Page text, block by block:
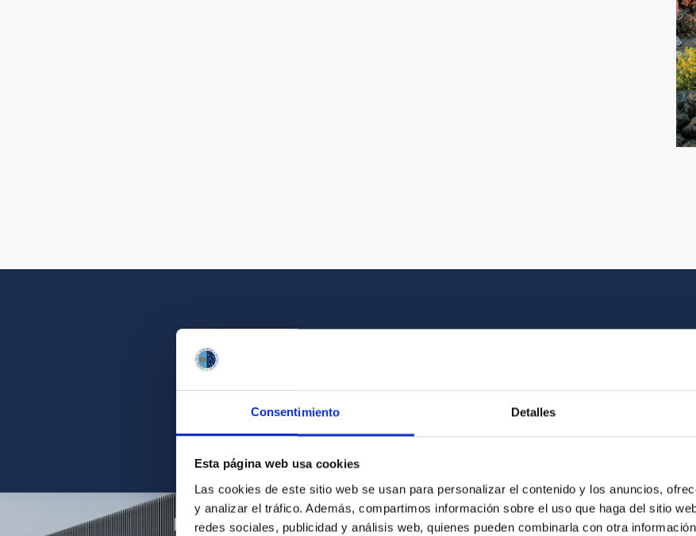
Consentimiento Detalles
Esta página web usa cookies
Las cookies de este sitio web se usan para personalizar el contenido y los anuncios,
y analizar el tráfico. Además, compartimos información sobre el uso que haga del sitio
redes sociales, publicidad y análisis web, quienes pueden combinarla con otra
Get a close look at the beauty of the universe and the
Find the photo of the video you are looking for among